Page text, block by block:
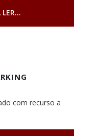
com recurso a